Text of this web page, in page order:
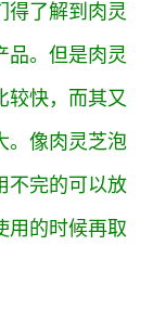
得了解到肉灵
品。但是肉灵
较快，而其又
。像肉灵芝泡
不完的可以放
用的时候再取